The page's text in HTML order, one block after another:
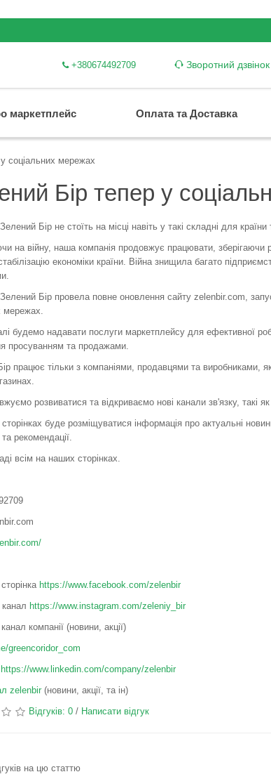
Зворотний дзвінок
+380674492709
маркетплейс Оплата та Доставка
соціальних мережах
Бір тепер у
Бір не стоїть на місці навіть у такі складні для країни
на війну, наша компанія продовжує працювати, зберігаючи
економіки країни. Війна знищила багато
Бір провела повне оновлення сайту zelenbir.com,
мережах.
будемо надавати послуги маркетплейсу для ефективної
просуванням та продажами.
працює тільки з компаніями, продавцями та виробниками,
розвиватися та відкриваємо нові канали зв'язку, такі
буде розміщуватися інформація про актуальні
та рекомендації.
всім на наших сторінках.
https://www.facebook.com/zelenbir
канал https://www.instagram.com/zeleniy_bir
компанії (новини, акції)
greencoridor_com
https://www.linkedin.com/company/zelenbir
zelenbir(новини, акції, та ін)
Відгуків: 0/ Написати відгук
на цю статтю